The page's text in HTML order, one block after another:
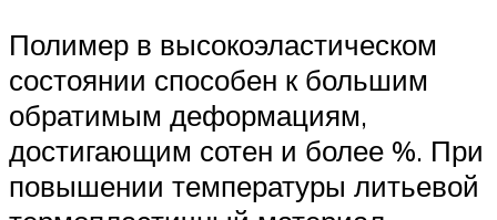
Полимер в высокоэластическом
состоянии способен к большим
обратимым деформациям,
достигающим сотен и более %. При
повышении температуры литьевой